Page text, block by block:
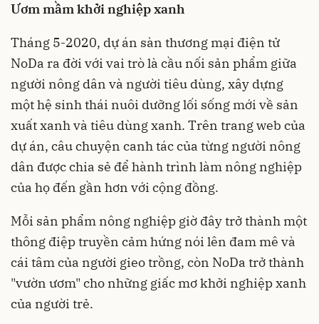
Ươm mầm khởi nghiệp xanh
Tháng 5-2020, dự án sàn thương mại điện tử
NoDa ra đời với vai trò là cầu nối sản phẩm giữa
người nông dân và người tiêu dùng, xây dựng
một hệ sinh thái nuôi dưỡng lối sống mới về sản
xuất xanh và tiêu dùng xanh. Trên trang web của
dự án, câu chuyện canh tác của từng người nông
dân được chia sẻ để hành trình làm nông nghiệp
của họ đến gần hơn với cộng đồng.
Mỗi sản phẩm nông nghiệp giờ đây trở thành một
thông điệp truyền cảm hứng nói lên đam mê và
cái tâm của người gieo trồng, còn NoDa trở thành
"vườn ươm" cho những giấc mơ khởi nghiệp xanh
của người trẻ.